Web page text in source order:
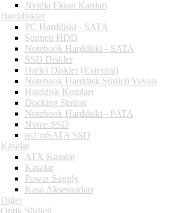
Nvidia Ekran Kartları
Harddiskler
PC Harddiski - SATA
Sunucu HDD
Notebook Harddiski - SATA
SSD Diskler
Harici Diskler (External)
Notebook Harddisk Sürücü Yuvası
Harddisk Kutuları
Docking Station
Notebook Harddiski - PATA
Nvme SSD
m2/mSATA SSD
Kasalar
ATX Kasalar
Kasalar
Power Supply
Kasa Aksesuarları
Diğer
Optik Sürücü